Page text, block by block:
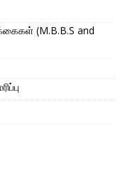
(M.B.B.S and